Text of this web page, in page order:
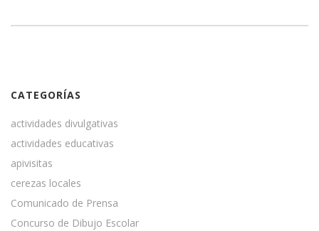
CATEGORÍAS
actividades divulgativas
actividades educativas
apivisitas
cerezas locales
Comunicado de Prensa
Concurso de Dibujo Escolar